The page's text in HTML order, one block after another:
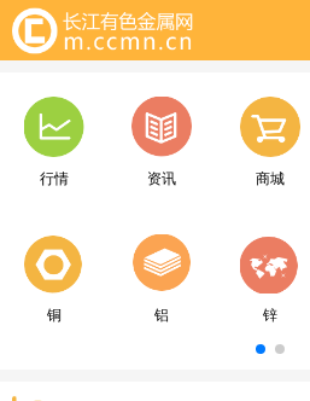
行情 资讯 商城
铜 铝 锌